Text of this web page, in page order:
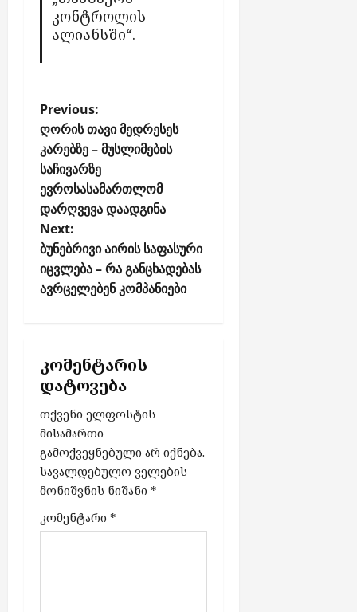
კონტროლის
ალიანსში“.
P
o
s
t
n
a
v
i
g
o
n
Previous:
ღორის თავი მედრესეს
კარებზე – მუსლიმების
საჩივარზე
ევროსასამართლომ
დარღვევა დაადგინა
Next:
ბუნებრივი აირის საფასური
იცვლება – რა განცხადებას
ავრცელებენ კომპანიები
კომენტარის
დატოვება
თქვენი ელფოსტის
მისამართი
გამოქვეყნებული არ იქნება.
სავალდებულო ველების
მონიშვნის ნიშანი *
კომენტარი *